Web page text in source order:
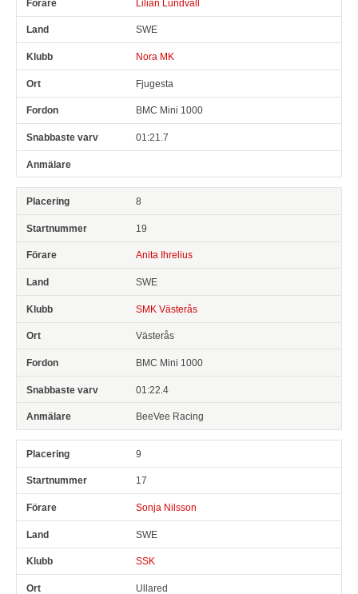
Lilian Lundvall
SWE
Nora MK
Fjugesta
BMC Mini 1000
01:21.7
8
19
Anita Ihrelius
SWE
SMK Västerås
Västerås
BMC Mini 1000
01:22.4
BeeVee Racing
9
17
Sonja Nilsson
SWE
SSK
Ullared